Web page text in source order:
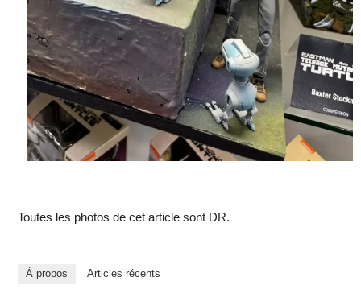
Toutes les photos de cet article sont DR.
À propos Articles récents